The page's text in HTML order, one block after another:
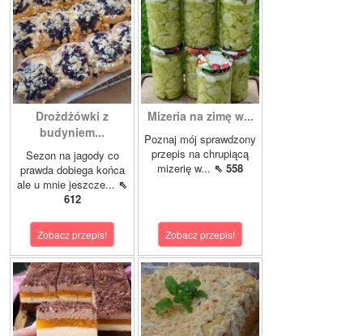
Drożdżówki z
budyniem...
Sezon na jagody co
prawda dobiega końca
ale u mnie jeszcze... ⇖
612
Zobacz przepis!
Mizeria na zimę w...
Poznaj mój sprawdzony
przepis na chrupiącą
mizerię w... ⇖ 558
Zobacz przepis!